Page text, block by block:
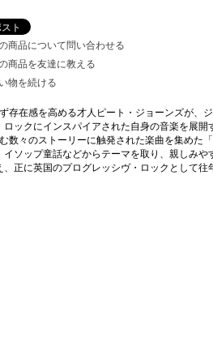
商品について問い合わせる
商品を友達に教える
物を続ける
存在感を高める才人ピート・ジョーンズが、
ックにインスパイアされた自身の音楽を展開
数々のストーリーに触発された楽曲を集めた
ソップ童話などからテーマを取り、親しみや
正に英国のプログレッシヴ・ロックとして往